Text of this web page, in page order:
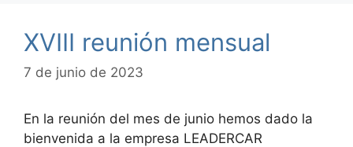
XVIII reunión mensual
7 de junio de 2023
En la reunión del mes de junio hemos dado la
bienvenida a la empresa LEADERCAR